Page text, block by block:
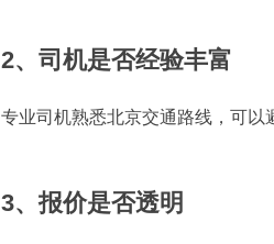
2、司机是否经验丰富
专业司机熟悉北京交通路线，可以
3、报价是否透明